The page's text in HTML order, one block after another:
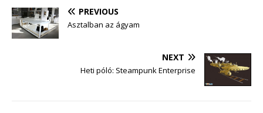
PREVIOUS
Asztalban az ágyam
NEXT
Heti póló: Steampunk Enterprise